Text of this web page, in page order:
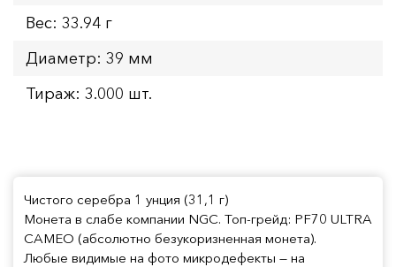
Вес: 33.94 г
Диаметр: 39 мм
Тираж: 3.000 шт.
Чистого серебра 1 унция (31,1 г)
Монета в слабе компании NGC. Топ-грейд: PF70 ULTRA
CAMEO (абсолютно безукоризненная монета).
Любые видимые на фото микродефекты — на